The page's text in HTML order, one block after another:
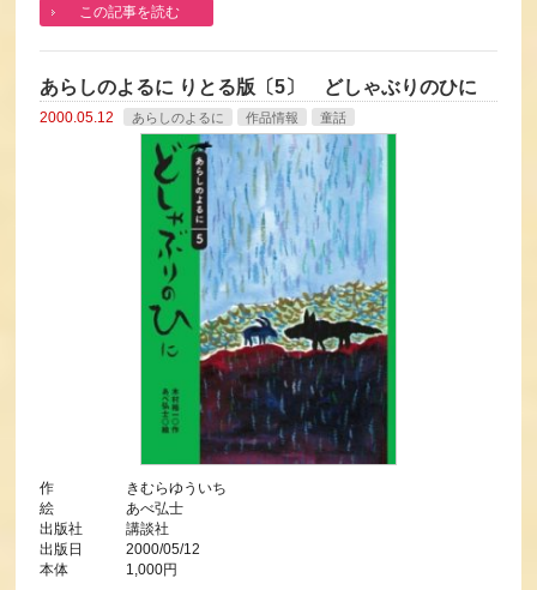
この記事を読む
あらしのよるに りとる版〔5〕 どしゃぶりのひに
2000.05.12 あらしのよるに 作品情報 童話
作 きむらゆういち
絵 あべ弘士
出版社 講談社
出版日 2000/05/12
本体 1,000円